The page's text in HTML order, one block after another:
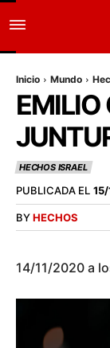
Inicio Mundo
EMILIO
HECHOS ISRAEL
PUBLICADA EL
BYHECHOS
14/11/2020 a